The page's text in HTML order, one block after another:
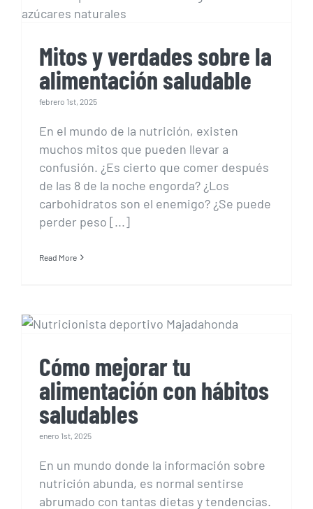
alimentación saludable
Mitos y verdades sobre la
alimentación saludable
febrero 1st, 2025
En el mundo de la nutrición, existen
muchos mitos que pueden llevar a
confusión. ¿Es cierto que comer después
de las 8 de la noche engorda? ¿Los
carbohidratos son el enemigo? ¿Se puede
perder peso [...]
Read More
alimentación con hábitos
saludables
Cómo mejorar tu
alimentación con hábitos
saludables
enero 1st, 2025
En un mundo donde la información sobre
nutrición abunda, es normal sentirse
abrumado con tantas dietas y tendencias.